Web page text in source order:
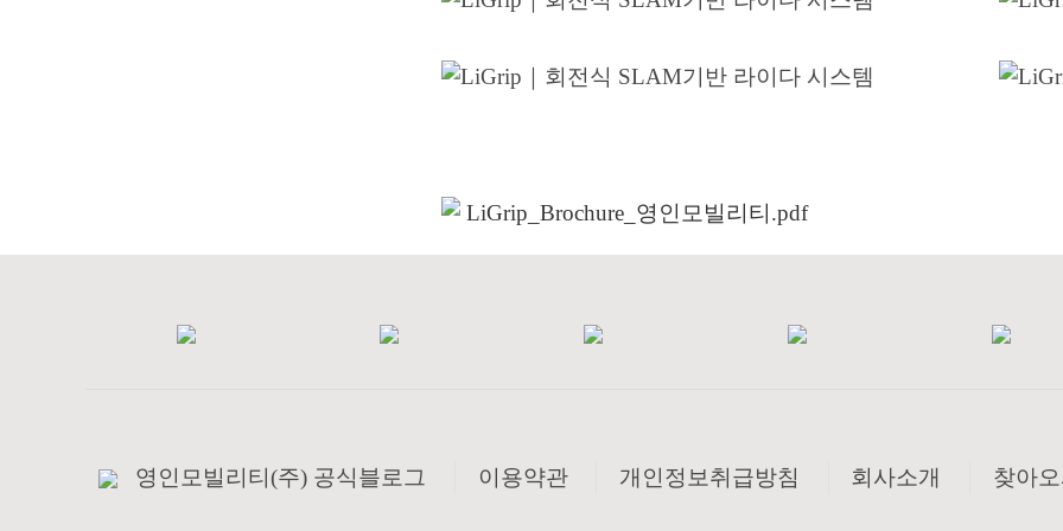
LiGrip_Brochure_영인모빌리티.pdf
영인모빌리티(주) 공식블로그 이용약관 개인정보취급방침 회사소개 찾아